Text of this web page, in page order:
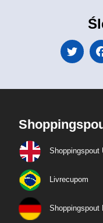
Shoppingspout
Livrecupom
Shoppingspout